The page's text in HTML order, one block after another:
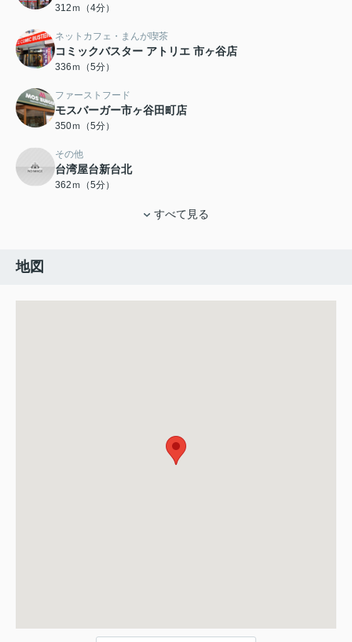
312ｍ（4分）
ネットカフェ・まんが喫茶
コミックバスター アトリエ 市ヶ谷店
336ｍ（5分）
ファーストフード
モスバーガー市ヶ谷田町店
350ｍ（5分）
その他
台湾屋台新台北
362ｍ（5分）
すべて見る
地図